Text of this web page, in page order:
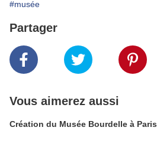
#musée
Partager
Vous aimerez aussi
Création du Musée Bourdelle à Paris